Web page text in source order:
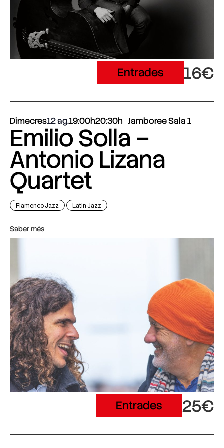
Entrades 16€
Dimecres12 ag.19:00h20:30h Jamboree Sala 1
Emilio Solla –
Antonio Lizana
Quartet
Flamenco Jazz Latin Jazz
Saber més
Entrades 25€